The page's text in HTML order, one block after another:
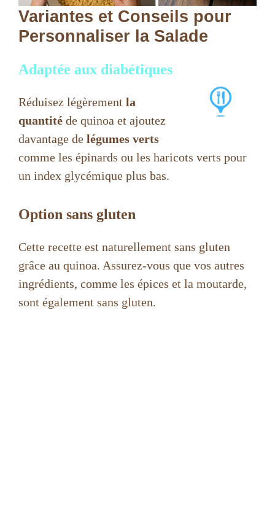
Variantes et Conseils pour
Personnaliser la Salade
Adaptée aux diabétiques
Réduisez légèrement la
quantité de quinoa et ajoutez
davantage de légumes verts
comme les épinards ou les haricots verts pour
un index glycémique plus bas.
Option sans gluten
Cette recette est naturellement sans gluten
grâce au quinoa. Assurez-vous que vos autres
ingrédients, comme les épices et la moutarde,
sont également sans gluten.